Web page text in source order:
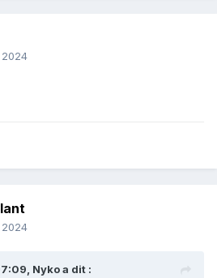
2024
2024
Nykoa dit :